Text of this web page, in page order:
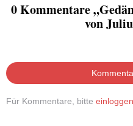
0 Kommentare
von
Für Kommentare, bitte einloggen